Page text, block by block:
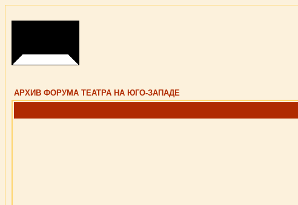
АРХИВ ФОРУМА ТЕАТРА НА ЮГО-ЗАПАДЕ